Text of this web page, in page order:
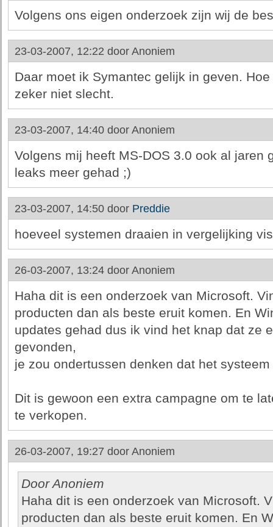
Volgens ons eigen onderzoek zijn wij de
23-03-2007, 12:22 door Anoniem
Daar moet ik Symantec gelijk in geven.
zeker niet slecht.
23-03-2007, 14:40 door Anoniem
Volgens mij heeft MS-DOS 3.0 ook al jaren
leaks meer gehad ;)
23-03-2007, 14:50 door Preddie
hoeveel systemen draaien in vergelijking
26-03-2007, 13:24 door Anoniem
Haha dit is een onderzoek van Microsoft.
producten dan als beste eruit komen. En
updates gehad dus ik vind het knap dat ze
gevonden,
je zou ondertussen denken dat het
Dit is gewoon een extra campagne om te
te verkopen.
26-03-2007, 19:27 door Anoniem
Door Anoniem
Haha dit is een onderzoek van Microsoft.
producten dan als beste eruit komen. En